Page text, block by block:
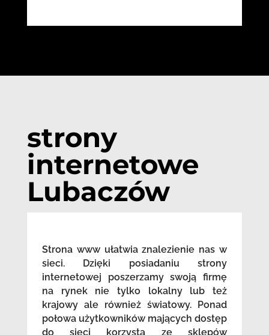
strony
internetowe
Lubaczów
Strona www ułatwia znalezienie nas w
sieci. Dzięki posiadaniu strony
internetowej poszerzamy swoją firmę
na rynek nie tylko lokalny lub też
krajowy ale również światowy. Ponad
połowa użytkowników mających dostęp
do sieci korzysta ze sklepów